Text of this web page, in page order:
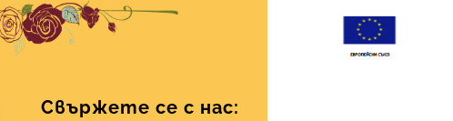
Свържете се с нас: